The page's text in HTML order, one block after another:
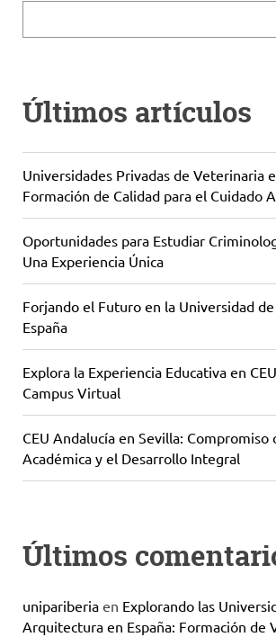
Últimos artículos
Universidades Privadas de Veterinaria
Formación de Calidad para el Cuidado
Oportunidades para Estudiar
Una Experiencia Única
Forjando el Futuro en la Universidad
España
Explora la Experiencia Educativa en
Campus Virtual
CEU Andalucía en Sevilla: Compromiso
Académica y el Desarrollo Integral
Últimos
unipariberia en Explorando las
Arquitectura en España: Formación de